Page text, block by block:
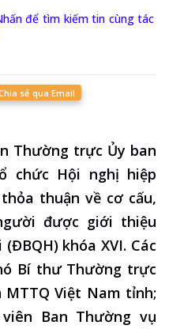
để tìm kiếm tin cùng tác
sẻ qua Email
Thường trực Ủy ban
chức Hội nghị hiệp
thuận về cơ cấu,
được giới thiệu
khóa XVI. Các
Bí thư Thường trực
MTTQ Việt Nam tỉnh;
Ban Thường vụ